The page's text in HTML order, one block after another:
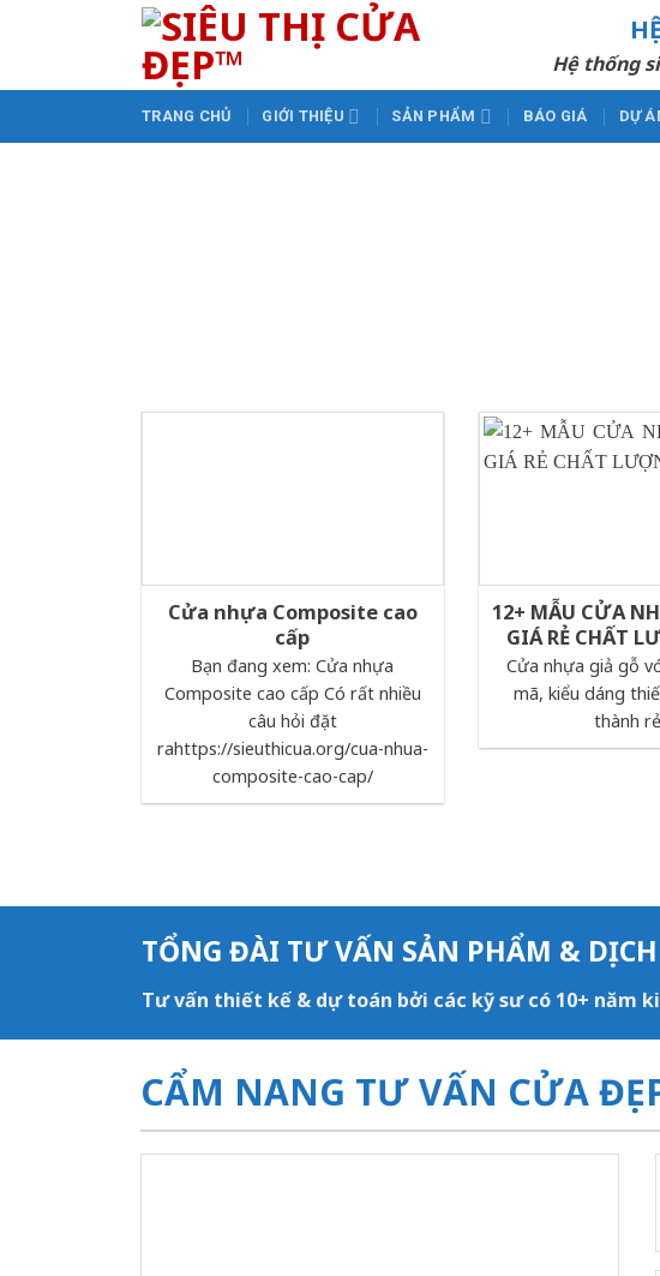
Hệ thống
TRANG CHỦ GIỚI THIỆU SẢN PHẨM BÁO GIÁ DỰ
Cửa nhựa Composite cao
cấp
Bạn đang xem: Cửa nhựa
Composite cao cấp Có rất nhiều
câu hỏi đặt
rahttps://sieuthicua.org/cua-nhua-
composite-cao-cap/
12+ MẪU CỬA
GIÁ RẺ CHẤT
Cửa nhựa giả gỗ
mã, kiểu dáng
thành
TỔNG ĐÀI TƯ VẤN SẢN PHẨM &
Tư vấn thiết kế & dự toán bởi các kỹ sư có 10+ năm
CẨM NANG TƯ VẤN CỬA